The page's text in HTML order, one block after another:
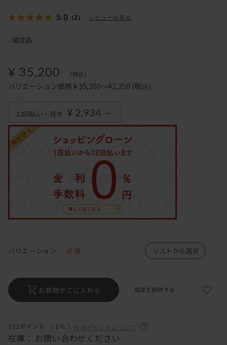
5.0 （2） レビューを見る
352ポイント （ 1％ ） 付与ポイントについて
在庫： お問い合わせください
組立品
¥ 35,200 (税込)
バリエーション価格 ¥ 35,200～42,350 (税込)
12回払い・月々 ¥ 2,934 ～
バリエーション 必須 リストから選択
お買物かごに入れる 設定を削除する